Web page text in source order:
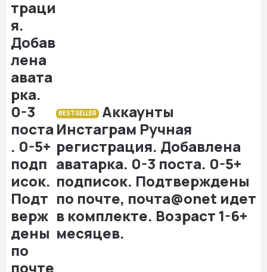
BESTSELLER
Аккаунты
Инстаграм Ручная
регистрация. Добавлена
аватарка. 0-3 поста. 0-5+
подписок. Подтверждены
по почте, почта@onet идет
в комплекте. Возраст 1-6+
месяцев.